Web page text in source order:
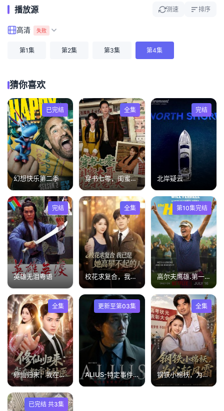
播放源 测速 排序
高清 失败
第1集 第2集 第3集 第4集
猜你喜欢
已完结
幻想快乐第二季
全集
穿书七零，闺蜜大哥把我宠上天
完结
北岸疑云
完结
英雄无泪粤语
全集
校花求复合，我已是她高攀不起的人
第10集完结
高尔夫鹰雄.第一季
全集
修仙归来：我在都市当神医
更新至第03集
ALIUS-特定事件调查档案-
全集
钢铁小棉袄，为父斩风霜
已完结 共3集